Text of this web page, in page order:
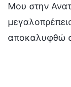
Μου στην
αποκαλυφθώ